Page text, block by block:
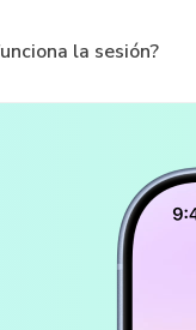
la sesión?